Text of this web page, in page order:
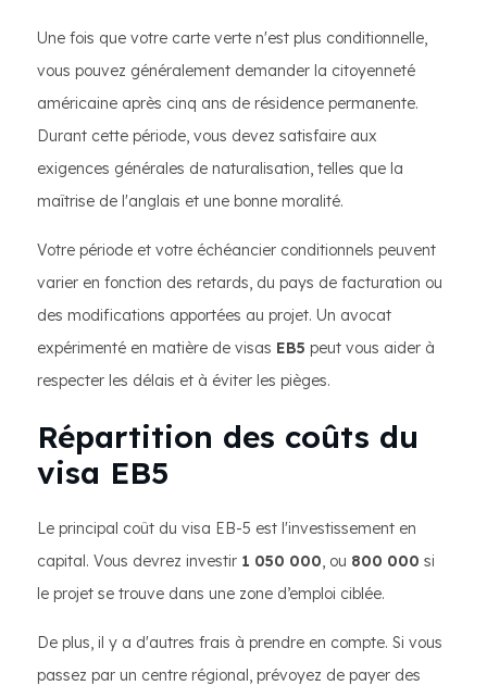
Une fois que votre carte verte n'est plus conditionnelle,
vous pouvez généralement demander la citoyenneté
américaine après cinq ans de résidence permanente.
Durant cette période, vous devez satisfaire aux
exigences générales de naturalisation, telles que la
maîtrise de l'anglais et une bonne moralité.
Votre période et votre échéancier conditionnels peuvent
varier en fonction des retards, du pays de facturation ou
des modifications apportées au projet. Un avocat
expérimenté en matière de visas EB5 peut vous aider à
respecter les délais et à éviter les pièges.
Répartition des coûts du
visa EB5
Le principal coût du visa EB-5 est l'investissement en
capital. Vous devrez investir 1 050 000, ou 800 000 si
le projet se trouve dans une zone d’emploi ciblée.
De plus, il y a d'autres frais à prendre en compte. Si vous
passez par un centre régional, prévoyez de payer des